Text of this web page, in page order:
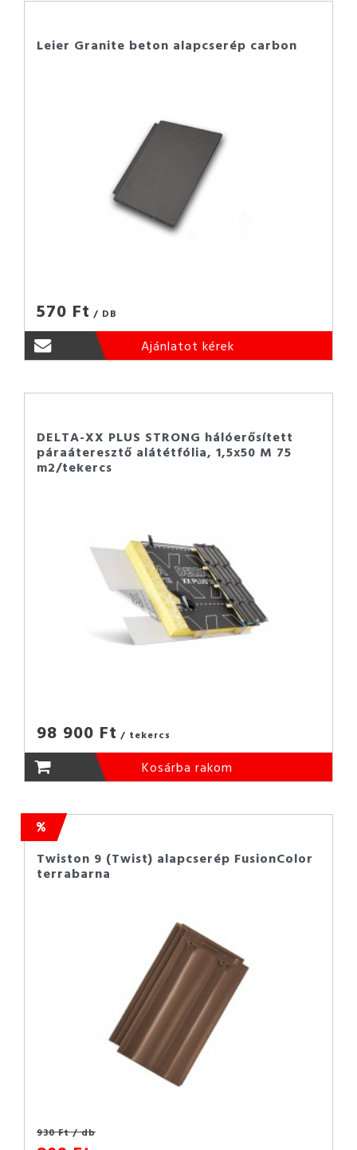
Leier Granite beton alapcserép carbon
570 Ft / DB
Ajánlatot kérek
DELTA-XX PLUS STRONG hálóerősített
páraáteresztő alátétfólia, 1,5x50 M 75
m2/tekercs
98 900 Ft / tekercs
Kosárba rakom
Twiston 9 (Twist) alapcserép FusionColor
terrabarna
930 Ft/ db